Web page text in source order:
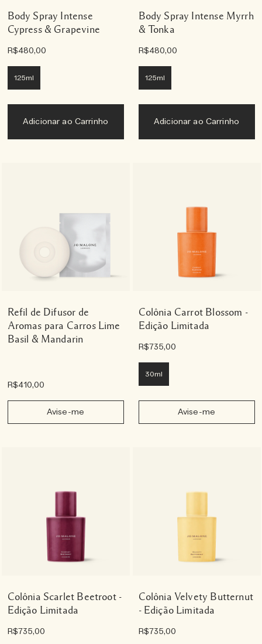
Body Spray Intense
Cypress & Grapevine
R$480,00
125ml
Adicionar ao Carrinho
Body Spray Intense Myrrh
& Tonka
R$480,00
125ml
Adicionar ao Carrinho
Refil de Difusor de
Aromas para Carros Lime
Basil & Mandarin
R$410,00
Avise-me
Colônia Carrot Blossom -
Edição Limitada
R$735,00
30ml
Avise-me
Colônia Scarlet Beetroot -
Edição Limitada
R$735,00
Colônia Velvety Butternut
- Edição Limitada
R$735,00